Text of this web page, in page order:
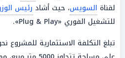
لقناة السويس، حيث أشاد رئيس
للتشغيل الفوري «Plug & Play».
تبلغ التكلفة الاستثمارية للمشروع نحو 3